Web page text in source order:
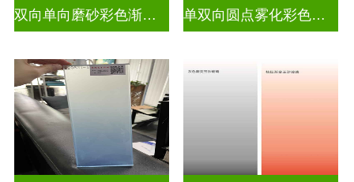
双向单向磨砂彩色渐变玻璃 单双向圆点雾化彩色渐变玻璃